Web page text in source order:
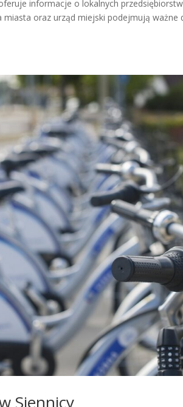
informacje o lokalnych
oraz urząd miejski podejmują ważne
Siennicy